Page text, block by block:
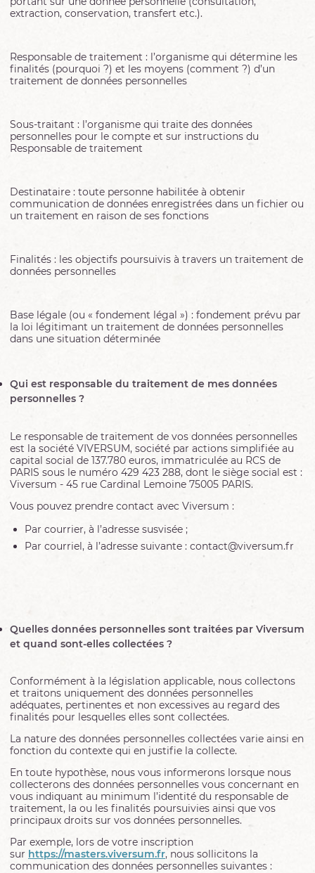
extraction, conservation, transfert etc.).
Responsable de traitement : l’organisme qui détermine les
finalités (pourquoi ?) et les moyens (comment ?) d’un
traitement de données personnelles
Sous-traitant : l’organisme qui traite des données
personnelles pour le compte et sur instructions du
Responsable de traitement
Destinataire : toute personne habilitée à obtenir
communication de données enregistrées dans un fichier ou
un traitement en raison de ses fonctions
Finalités : les objectifs poursuivis à travers un traitement de
données personnelles
Base légale (ou « fondement légal ») : fondement prévu par
la loi légitimant un traitement de données personnelles
dans une situation déterminée
Qui est responsable du traitement de mes données
personnelles ?
Le responsable de traitement de vos données personnelles
est la société VIVERSUM, société par actions simplifiée au
capital social de 137.780 euros, immatriculée au RCS de
PARIS sous le numéro 429 423 288, dont le siège social est :
Viversum - 45 rue Cardinal Lemoine 75005 PARIS.
Vous pouvez prendre contact avec Viversum :
Par courrier, à l’adresse susvisée ;
Par courriel, à l’adresse suivante : contact@viversum.fr
Quelles données personnelles sont traitées par Viversum
et quand sont-elles collectées ?
Conformément à la législation applicable, nous collectons
et traitons uniquement des données personnelles
adéquates, pertinentes et non excessives au regard des
finalités pour lesquelles elles sont collectées.
La nature des données personnelles collectées varie ainsi en
fonction du contexte qui en justifie la collecte.
En toute hypothèse, nous vous informerons lorsque nous
collecterons des données personnelles vous concernant en
vous indiquant au minimum l’identité du responsable de
traitement, la ou les finalités poursuivies ainsi que vos
principaux droits sur vos données personnelles.
Par exemple, lors de votre inscription
sur https://masters.viversum.fr, nous sollicitons la
communication des données personnelles suivantes :